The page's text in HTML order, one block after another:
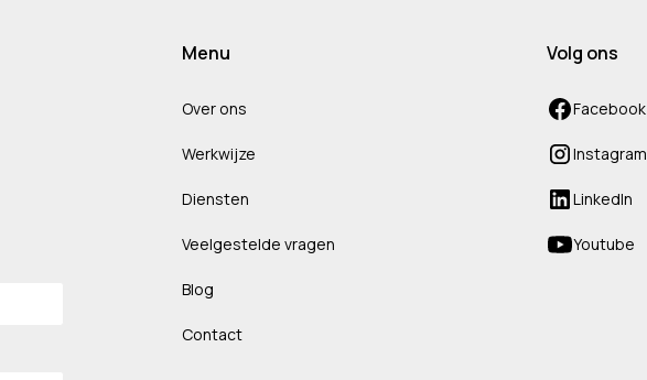
Menu
Over ons
Werkwijze
Diensten
Veelgestelde vragen
Blog
Contact
Volg ons
Facebook
Instagram
LinkedIn
Youtube